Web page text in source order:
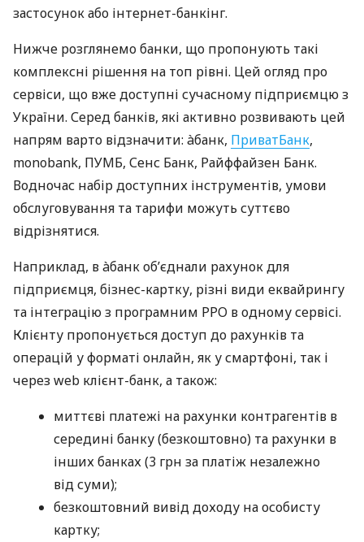
застосунок або інтернет-банкінг.
Нижче розглянемо банки, що пропонують такі
комплексні рішення на топ рівні. Цей огляд про
сервіси, що вже доступні сучасному підприємцю з
України. Серед банків, які активно розвивають цей
напрям варто відзначити: àбанк, ПриватБанк,
monobank, ПУМБ, Сенс Банк, Райффайзен Банк.
Водночас набір доступних інструментів, умови
обслуговування та тарифи можуть суттєво
відрізнятися.
Наприклад, в àбанк об’єднали рахунок для
підприємця, бізнес-картку, різні види еквайрингу
та інтеграцію з програмним РРО в одному сервісі.
Клієнту пропонується доступ до рахунків та
операцій у форматі онлайн, як у смартфоні, так і
через web клієнт-банк, а також:
миттєві платежі на рахунки контрагентів в
середині банку (безкоштовно) та рахунки в
інших банках (3 грн за платіж незалежно
від суми);
безкоштовний вивід доходу на особисту
картку;